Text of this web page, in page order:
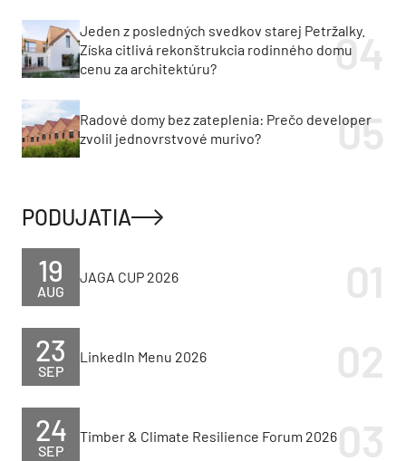
Jeden z posledných svedkov starej Petržalky.
Získa citlivá rekonštrukcia rodinného domu
cenu za architektúru?
Radové domy bez zateplenia: Prečo developer
zvolil jednovrstvové murivo?
PODUJATIA
AUG
19 JAGA CUP 2026
SEP
23 LinkedIn Menu 2026
SEP
24 Timber & Climate Resilience Forum 2026